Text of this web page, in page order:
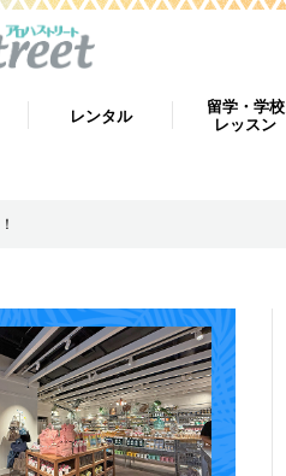
レンタル
留学・学校
レッスン